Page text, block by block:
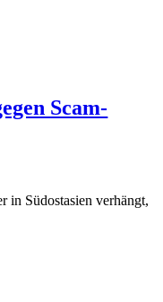
Scam-
in Südostasien verhängt,